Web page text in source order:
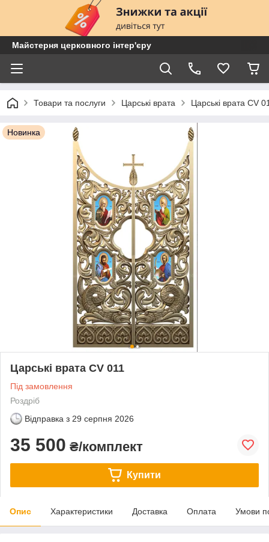
Майстерня церковного інтер'єру
Товари та послуги Царські врата Царські врата CV
Новинка
Царські врата CV 011
Під замовлення
Роздріб
Відправка з 29 серпня 2026
35 500 ₴/комплект
Купити
Опис Характеристики Доставка Оплата Умови